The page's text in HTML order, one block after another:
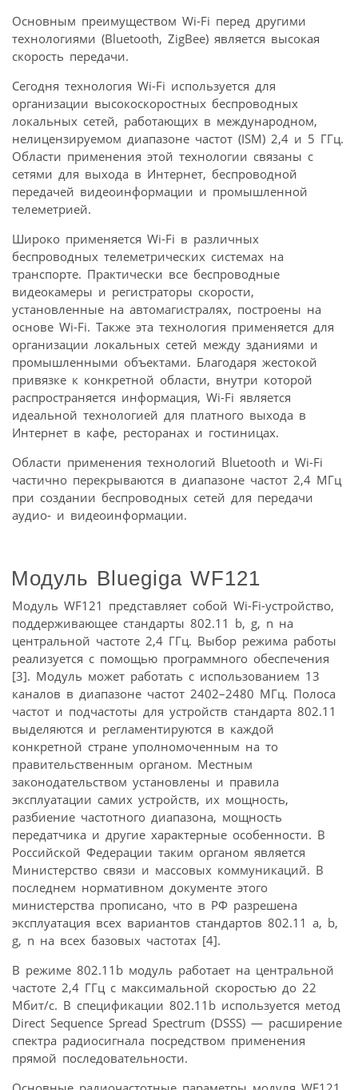
Основным преимуществом Wi-Fi перед другими
технологиями (Bluetooth, ZigBee) является высокая
скорость передачи.
Сегодня технология Wi-Fi используется для
организации высокоскоростных беспроводных
локальных сетей, работающих в международном,
нелицензируемом диапазоне частот (ISM) 2,4 и 5 ГГц.
Области применения этой технологии связаны с
сетями для выхода в Интернет, беспроводной
передачей видеоинформации и промышленной
телеметрией.
Широко применяется Wi-Fi в различных
беспроводных телеметрических системах на
транспорте. Практически все беспроводные
видеокамеры и регистраторы скорости,
установленные на автомагистралях, построены на
основе Wi-Fi. Также эта технология применяется для
организации локальных сетей между зданиями и
промышленными объектами. Благодаря жестокой
привязке к конкретной области, внутри которой
распространяется информация, Wi-Fi является
идеальной технологией для платного выхода в
Интернет в кафе, ресторанах и гостиницах.
Области применения технологий Bluetooth и Wi-Fi
частично перекрываются в диапазоне частот 2,4 МГц
при создании беспроводных сетей для передачи
аудио- и видеоинформации.
Модуль Bluegiga WF121
Модуль WF121 представляет собой Wi-Fi-устройство,
поддерживающее стандарты 802.11 b, g, n на
центральной частоте 2,4 ГГц. Выбор режима работы
реализуется с помощью программного обеспечения
[3]. Модуль может работать с использованием 13
каналов в диапазоне частот 2402–2480 МГц. Полоса
частот и подчастоты для устройств стандарта 802.11
выделяются и регламентируются в каждой
конкретной стране уполномоченным на то
правительственным органом. Местным
законодательством установлены и правила
эксплуатации самих устройств, их мощность,
разбиение частотного диапазона, мощность
передатчика и другие характерные особенности. В
Российской Федерации таким органом является
Министерство связи и массовых коммуникаций. В
последнем нормативном документе этого
министерства прописано, что в РФ разрешена
эксплуатация всех вариантов стандартов 802.11 a, b,
g, n на всех базовых частотах [4].
В режиме 802.11b модуль работает на центральной
частоте 2,4 ГГц с максимальной скоростью до 22
Мбит/с. В спецификации 802.11b используется метод
Direct Sequence Spread Spectrum (DSSS) — расширение
спектра радиосигнала посредством применения
прямой последовательности.